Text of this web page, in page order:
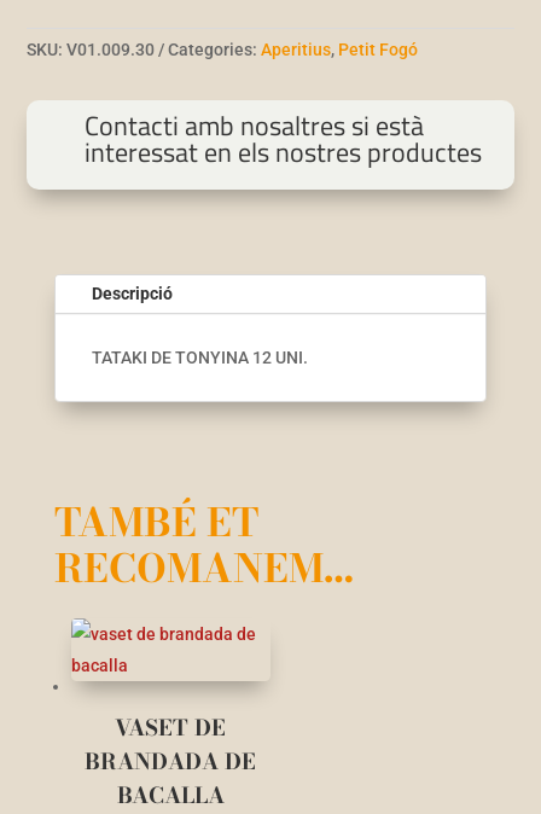
SKU:V01.009.30 Categories:Aperitius, Petit Fogó
Contacti amb nosaltres si està
interessat en els nostres productes
Descripció
TATAKI DE TONYINA 12 UNI.
TAMBÉ ET
RECOMANEM…
VASET DE
BRANDADA DE
BACALLA